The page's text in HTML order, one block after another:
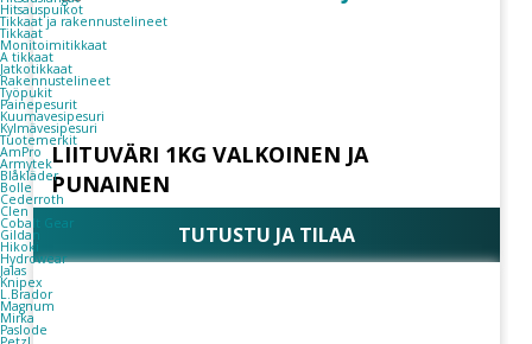
Hitsauspuikot
Tikkaat ja rakennustelineet
Tikkaat
Monitoimitikkaat
A tikkaat
Jatkotikkaat
Rakennustelineet
Työpukit
Painepesurit
Kuumavesipesuri
Kylmävesipesuri
Tuotemerkit
AmPro
Armytek
Blåkläder
Bolle
Cederroth
Clen
Cobalt Gear
Gildan
Hikoki
Hydrowear
Jalas
Knipex
L.Brador
Magnum
Mirka
Paslode
LIITUVÄRI 1KG VALKOINEN JA
PUNAINEN
TUTUSTU JA TILAA